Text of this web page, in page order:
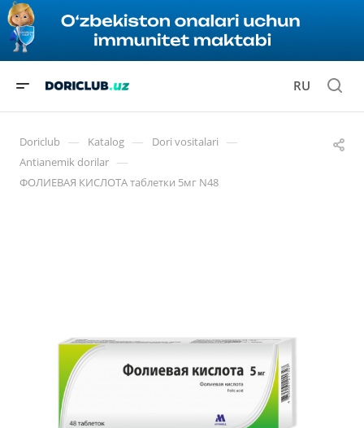
RU
Doriclub — Katalog — Dori vositalari —
Antianemik dorilar —
ФОЛИЕВАЯ КИСЛОТА таблетки 5мг N48